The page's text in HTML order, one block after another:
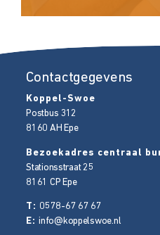
Contactgegevens
Koppel-Swoe
Postbus 312
8160 AH Epe
Bezoekadres centraal
Stationsstraat 25
8161 CP Epe
T: 0578-67 67 67
E:info@koppelswoe.nl